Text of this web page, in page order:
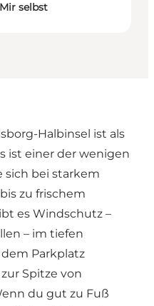
selbst
Halbinsel ist als
ist einer der wenigen
sich bei starkem
zu frischem
es Windschutz –
– im tiefen
dem Parkplatz
Spitze von
du gut zu Fuß